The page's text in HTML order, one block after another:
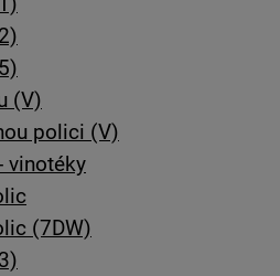
(V)
polici (V)
vinotéky
(7DW)